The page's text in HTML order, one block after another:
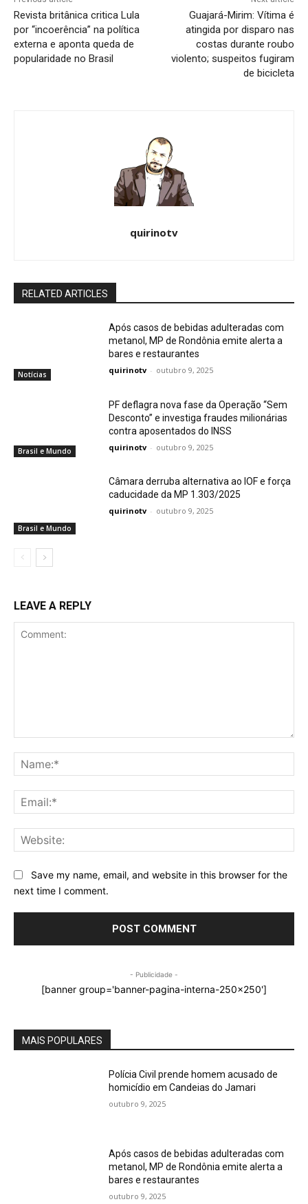
Revista britânica critica Lula
por “incoerência” na política
externa e aponta queda de
popularidade no Brasil
Guajará-Mirim: Vítima é
atingida por disparo nas
costas durante roubo
violento; suspeitos fugiram
de bicicleta
quirinotv
RELATED ARTICLES
Notícias
Após casos de bebidas adulteradas com
metanol, MP de Rondônia emite alerta a
bares e restaurantes
quirinotv - outubro 9, 2025
Brasil e Mundo
PF deflagra nova fase da Operação “Sem
Desconto” e investiga fraudes milionárias
contra aposentados do INSS
quirinotv - outubro 9, 2025
Brasil e Mundo
Câmara derruba alternativa ao IOF e força
caducidade da MP 1.303/2025
quirinotv - outubro 9, 2025
LEAVE A REPLY
Save my name, email, and website in this browser for the
next time I comment.
- Publicidade -
[banner group='banner-pagina-interna-250x250']
MAIS POPULARES
Polícia Civil prende homem acusado de
homicídio em Candeias do Jamari
outubro 9, 2025
Após casos de bebidas adulteradas com
metanol, MP de Rondônia emite alerta a
bares e restaurantes
outubro 9, 2025